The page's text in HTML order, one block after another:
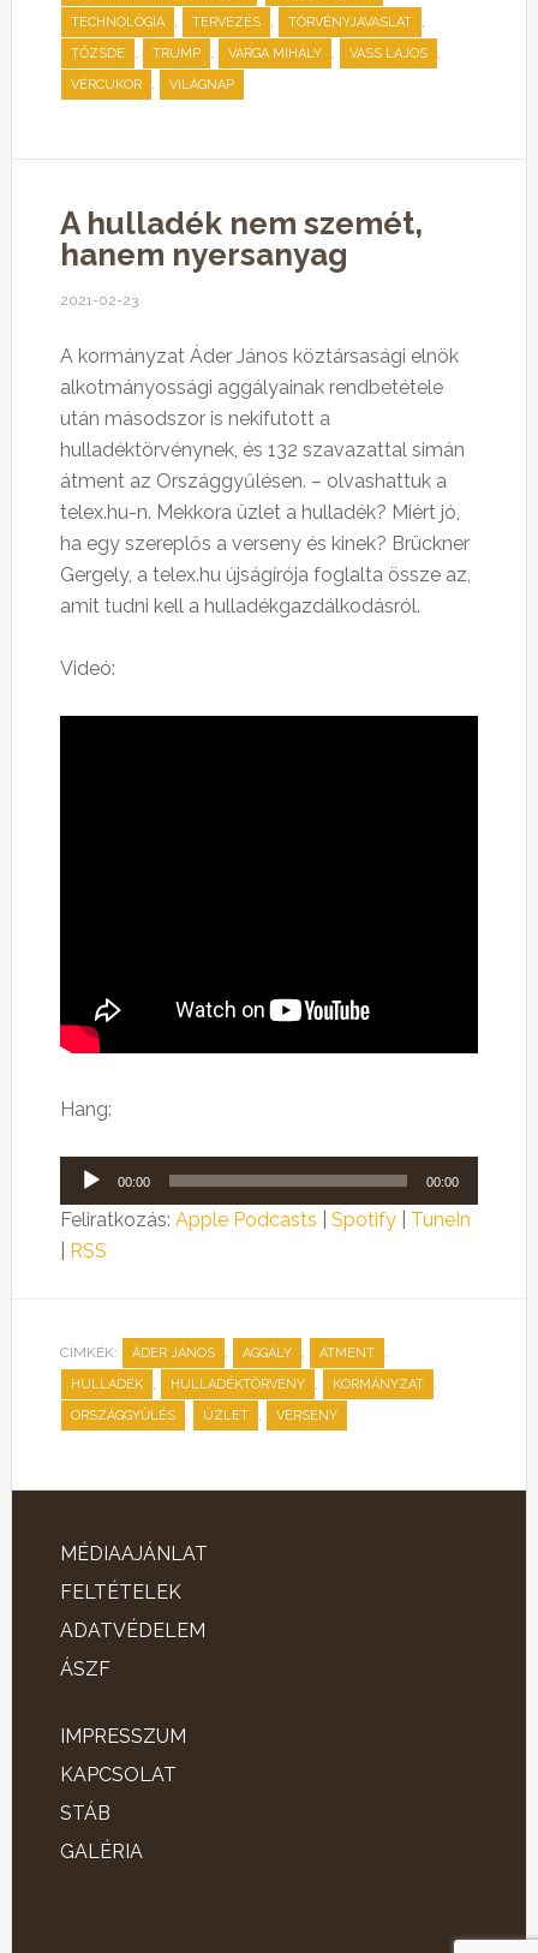
TECHNOLÓGIA , TERVEZÉS , TÖRVÉNYJAVASLAT ,
TŐZSDE , TRUMP , VARGA MIHÁLY , VASS LAJOS ,
VÉRCUKOR , VILÁGNAP
A hulladék nem szemét,
hanem nyersanyag
2021-02-23
A kormányzat Áder János köztársasági elnök
alkotmányossági aggályainak rendbetétele
után másodszor is nekifutott a
hulladéktörvénynek, és 132 szavazattal simán
átment az Országgyűlésen. – olvashattuk a
telex.hu-n. Mekkora üzlet a hulladék? Miért jó,
ha egy szereplős a verseny és kinek? Brückner
Gergely, a telex.hu újságírója foglalta össze az,
amit tudni kell a hulladékgazdálkodásról.
Videó:
Hang:
Audió
lejátszó
00:00 00:00
Feliratkozás: Apple Podcasts Spotify| TuneIn
RSS
CÍMKÉK: ÁDER JÁNOS , AGGÁLY , ÁTMENT ,
HULLADÉK , HULLADÉKTÖRVÉNY , KORMÁNYZAT ,
ORSZÁGGYŰLÉS , ÜZLET , VERSENY
MÉDIAAJÁNLAT
FELTÉTELEK
ADATVÉDELEM
ÁSZF
IMPRESSZUM
KAPCSOLAT
STÁB
GALÉRIA